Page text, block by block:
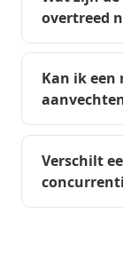
overtreed
Kan ik een
Verschilt